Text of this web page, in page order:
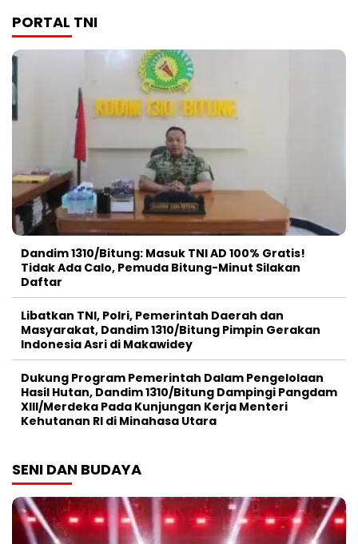
PORTAL TNI
Dandim 1310/Bitung: Masuk TNI AD 100% Gratis!
Tidak Ada Calo, Pemuda Bitung-Minut Silakan
Daftar
Libatkan TNI, Polri, Pemerintah Daerah dan
Masyarakat, Dandim 1310/Bitung Pimpin Gerakan
Indonesia Asri di Makawidey
Dukung Program Pemerintah Dalam Pengelolaan
Hasil Hutan, Dandim 1310/Bitung Dampingi Pangdam
XIII/Merdeka Pada Kunjungan Kerja Menteri
Kehutanan RI di Minahasa Utara
SENI DAN BUDAYA